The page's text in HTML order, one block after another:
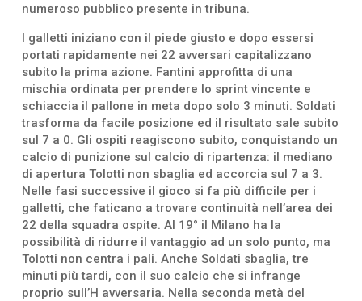
numeroso pubblico presente in tribuna.
I galletti iniziano con il piede giusto e dopo essersi
portati rapidamente nei 22 avversari capitalizzano
subito la prima azione. Fantini approfitta di una
mischia ordinata per prendere lo sprint vincente e
schiaccia il pallone in meta dopo solo 3 minuti. Soldati
trasforma da facile posizione ed il risultato sale subito
sul 7 a 0. Gli ospiti reagiscono subito, conquistando un
calcio di punizione sul calcio di ripartenza: il mediano
di apertura Tolotti non sbaglia ed accorcia sul 7 a 3.
Nelle fasi successive il gioco si fa più difficile per i
galletti, che faticano a trovare continuità nell’area dei
22 della squadra ospite. Al 19° il Milano ha la
possibilità di ridurre il vantaggio ad un solo punto, ma
Tolotti non centra i pali. Anche Soldati sbaglia, tre
minuti più tardi, con il suo calcio che si infrange
proprio sull’H avversaria. Nella seconda metà del